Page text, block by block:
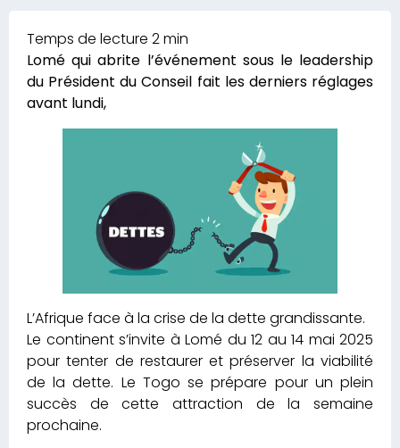
Lomé qui abrite l’événement sous le leadership
du Président du Conseil fait les derniers réglages
avant lundi,
L’Afrique face à la crise de la dette grandissante.
Le continent s’invite à Lomé du 12 au 14 mai 2025
pour tenter de restaurer et préserver la viabilité
de la dette. Le Togo se prépare pour un plein
succès de cette attraction de la semaine
prochaine.